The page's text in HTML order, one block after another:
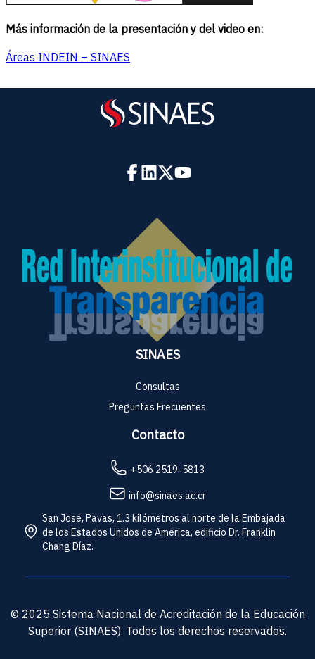
Más información de la presentación y del video en:
Áreas INDEIN – SINAES
SINAES
Consultas
Preguntas Frecuentes
Contacto
+506 2519-5813
info@sinaes.ac.cr
San José, Pavas, 1.3 kilómetros al norte de la Embajada
de los Estados Unidos de América, edificio Dr. Franklin
Chang Díaz.
© 2025 Sistema Nacional de Acreditación de la Educación
Superior (SINAES). Todos los derechos reservados.